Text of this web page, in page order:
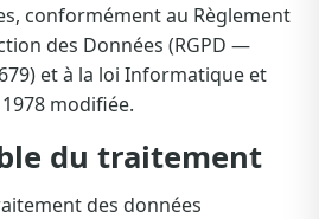
conformément au Règlement
des Données (RGPD —
et à la loi Informatique et
modifiée.
du traitement
des données